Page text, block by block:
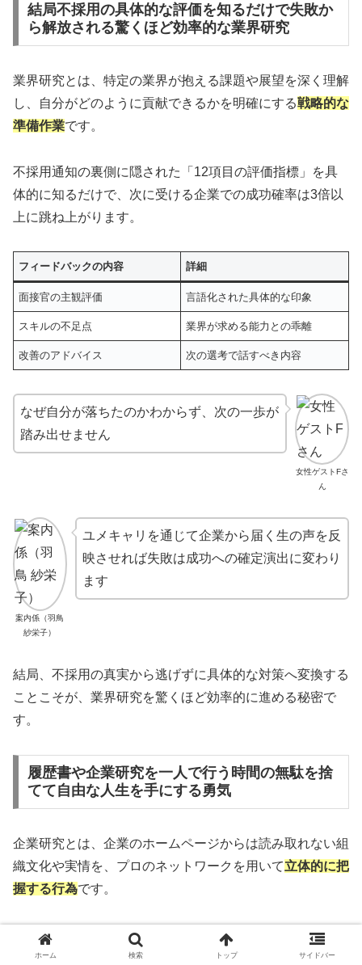
結局不採用の具体的な評価を知るだけで失敗か
ら解放される驚くほど効率的な業界研究
業界研究とは、特定の業界が抱える課題や展望を深く理解
し、自分がどのように貢献できるかを明確にする戦略的な
準備作業です。
不採用通知の裏側に隠された「12項目の評価指標」を具
体的に知るだけで、次に受ける企業での成功確率は3倍以
上に跳ね上がります。
フィードバックの内容 詳細
面接官の主観評価 言語化された具体的な印象
スキルの不足点 業界が求める能力との乖離
改善のアドバイス 次の選考で話すべき内容
女性ゲストFさ
ん
なぜ自分が落ちたのかわからず、次の一歩が
踏み出せません
案内係（羽鳥
紗栄子）
ユメキャリを通じて企業から届く生の声を反
映させれば失敗は成功への確定演出に変わり
ます
結局、不採用の真実から逃げずに具体的な対策へ変換する
ことこそが、業界研究を驚くほど効率的に進める秘密で
す。
履歴書や企業研究を一人で行う時間の無駄を捨
てて自由な人生を手にする勇気
企業研究とは、企業のホームページからは読み取れない組
織文化や実情を、プロのネットワークを用いて立体的に把
握する行為です。
20歳前後の貴重な時間をたった1枚の履歴書作成に数日費
やすのは、人生の大きな損失である事実に気づいてくださ
ホーム 検索 トップ サイドバー